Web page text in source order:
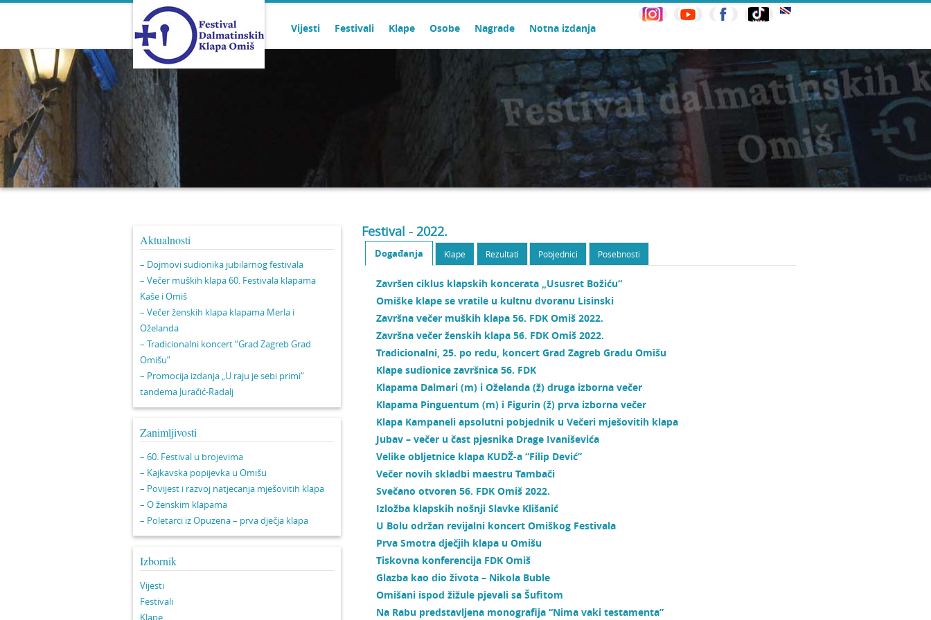
Vijesti Festivali Klape Osobe Nagrade Notna izdanja
Aktualnosti
– Dojmovi sudionika jubilarnog festivala
– Večer muških klapa 60. Festivala klapama
Kaše i Omiš
– Večer ženskih klapa klapama Merla i
Oželanda
– Tradicionalni koncert “Grad Zagreb Grad
Omišu”
– Promocija izdanja „U raju je sebi primi“
tandema Juračić-Radalj
Zanimljivosti
– 60. Festival u brojevima
– Kajkavska popijevka u Omišu
– Povijest i razvoj natjecanja mješovitih klapa
– O ženskim klapama
– Poletarci iz Opuzena – prva dječja klapa
Izbornik
Vijesti
Festivali
Klape
Festival - 2022.
Događanja Klape Rezultati Pobjednici Posebnosti
Završen ciklus klapskih koncerata „Ususret Božiću“
Omiške klape se vratile u kultnu dvoranu Lisinski
Završna večer muških klapa 56. FDK Omiš 2022.
Završna večer ženskih klapa 56. FDK Omiš 2022.
Tradicionalni, 25. po redu, koncert Grad Zagreb Gradu Omišu
Klape sudionice završnica 56. FDK
Klapama Dalmari (m) i Oželanda (ž) druga izborna večer
Klapama Pinguentum (m) i Figurin (ž) prva izborna večer
Klapa Kampaneli apsolutni pobjednik u Večeri mješovitih klapa
Jubav – večer u čast pjesnika Drage Ivaniševića
Velike obljetnice klapa KUDŽ-a “Filip Dević”
Večer novih skladbi maestru Tambači
Svečano otvoren 56. FDK Omiš 2022.
Izložba klapskih nošnji Slavke Klišanić
U Bolu održan revijalni koncert Omiškog Festivala
Prva Smotra dječjih klapa u Omišu
Tiskovna konferencija FDK Omiš
Glazba kao dio života – Nikola Buble
Omišani ispod žižule pjevali sa Šufitom
Na Rabu predstavljena monografija “Nima vaki testamenta”